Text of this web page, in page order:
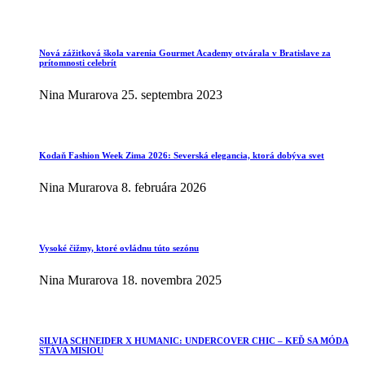
Nová zážitková škola varenia Gourmet Academy otvárala v Bratislave za
prítomnosti celebrít
Nina Murarova 25. septembra 2023
Kodaň Fashion Week Zima 2026: Severská elegancia, ktorá dobýva svet
Nina Murarova 8. februára 2026
Vysoké čižmy, ktoré ovládnu túto sezónu
Nina Murarova 18. novembra 2025
SILVIA SCHNEIDER X HUMANIC: UNDERCOVER CHIC – KEĎ SA MÓDA
STÁVA MISIOU